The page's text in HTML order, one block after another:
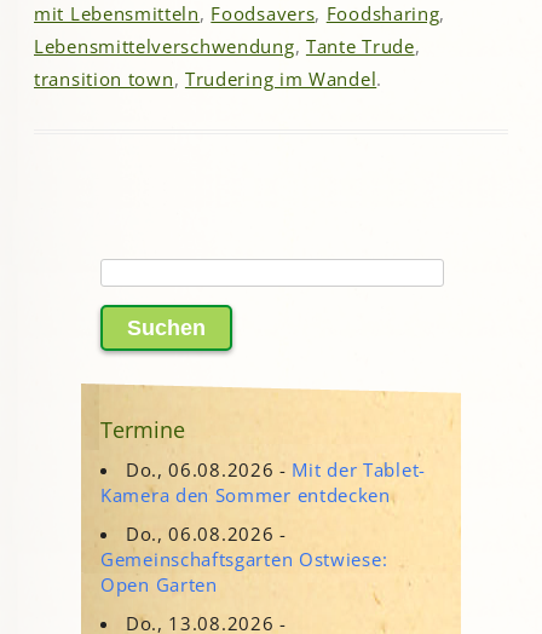
mit Lebensmitteln, Foodsavers, Foodsharing,
Lebensmittelverschwendung, Tante Trude,
transition town, Trudering im Wandel.
nach:
Termine
Do., 06.08.2026 - Mit der Tablet-
Kamera den Sommer entdecken
Do., 06.08.2026 -
Gemeinschaftsgarten Ostwiese:
Open Garten
Do., 13.08.2026 -